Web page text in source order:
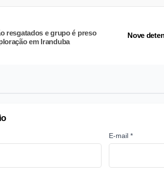
resgatados e grupo é preso
em Iranduba
Nove
E-mail *